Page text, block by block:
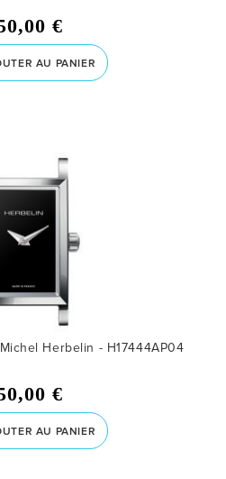
€
AU PANIER
Herbelin - H17444AP04
€
AU PANIER